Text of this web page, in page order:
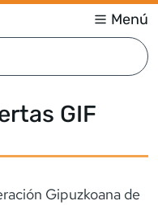
Menú
GIF
Gipuzkoana de